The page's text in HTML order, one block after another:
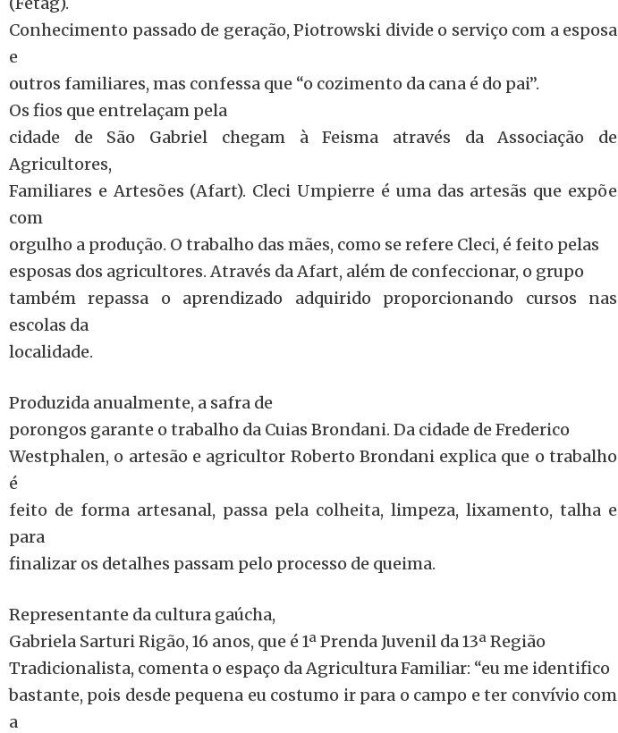
Conhecimento passado de geração, Piotrowski divide o serviço com a esposa
e
outros familiares, mas confessa que “o cozimento da cana é do pai”.
Os fios que entrelaçam pela
cidade de São Gabriel chegam à Feisma através da Associação de
Agricultores,
Familiares e Artesões (Afart). Cleci Umpierre é uma das artesãs que expõe
com
orgulho a produção. O trabalho das mães, como se refere Cleci, é feito pelas
esposas dos agricultores. Através da Afart, além de confeccionar, o grupo
também repassa o aprendizado adquirido proporcionando cursos nas
escolas da
localidade.
Produzida anualmente, a safra de
porongos garante o trabalho da Cuias Brondani. Da cidade de Frederico
Westphalen, o artesão e agricultor Roberto Brondani explica que o trabalho
é
feito de forma artesanal, passa pela colheita, limpeza, lixamento, talha e
para
finalizar os detalhes passam pelo processo de queima.
Representante da cultura gaúcha,
Gabriela Sarturi Rigão, 16 anos, que é 1ª Prenda Juvenil da 13ª Região
Tradicionalista, comenta o espaço da Agricultura Familiar: “eu me identifico
bastante, pois desde pequena eu costumo ir para o campo e ter convívio com
a